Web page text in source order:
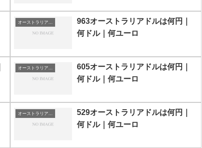
963オーストラリアドルは何円｜
何ドル｜何ユーロ
605オーストラリアドルは何円｜
何ドル｜何ユーロ
529オーストラリアドルは何円｜
何ドル｜何ユーロ